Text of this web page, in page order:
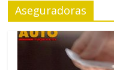
Aseguradoras